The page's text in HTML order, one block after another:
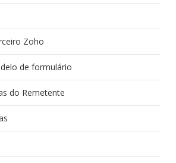
Zoho
de formulário
do Remetente